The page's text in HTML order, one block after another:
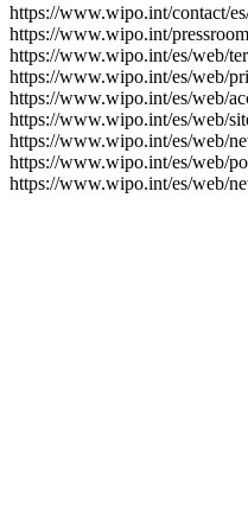
https://www.wipo.int/contact/
https://www.wipo.int/
https://www.wipo.int/es/web/
https://www.wipo.int/es/web/
https://www.wipo.int/es/web/
https://www.wipo.int/es/web/
https://www.wipo.int/es/web/
https://www.wipo.int/es/web/
https://www.wipo.int/es/web/